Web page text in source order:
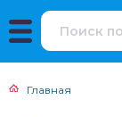
Главная